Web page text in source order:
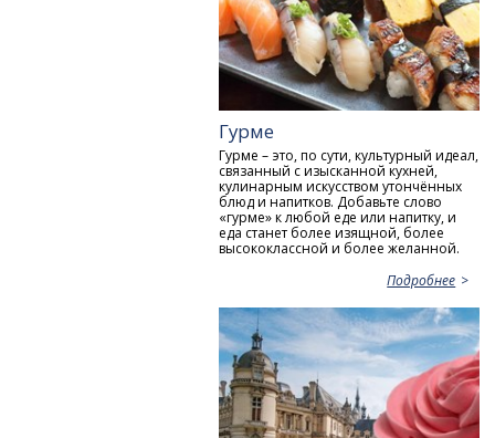
Гурме
Гурме – это, по сути, культурный идеал,
связанный с изысканной кухней,
кулинарным искусством утончённых
блюд и напитков. Добавьте слово
«гурме» к любой еде или напитку, и
еда станет более изящной, более
высококлассной и более желанной.
Подробнее